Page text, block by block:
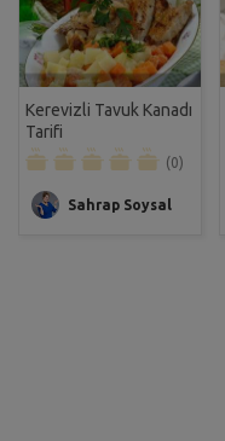
Kerevizli Tavuk Kanadı
Tarifi
(0)
Sahrap Soysal